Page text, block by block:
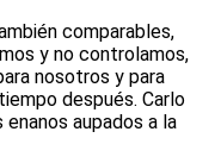
comparables,
y no controlamos,
nosotros y para
después. Carlo
aupados a la